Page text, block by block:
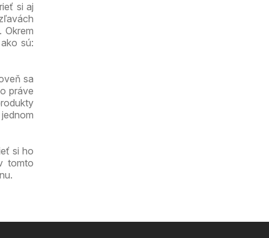
si aj
Okrem
sú:
sa
práve
si ho
tomto